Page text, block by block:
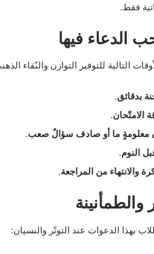
فقط.
الدعاء فيها
التالية للتوفير التوازن والنّقاء
بدقائق.
الامتّحان.
معلومةٍ ما أو صادف سؤالٌ صعب.
النوم.
والانتهاء من المراجعة.
والطمأنينة
بهذا الدعوات عند التوتّر والنسيان: